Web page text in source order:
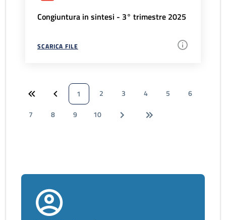
Congiuntura in sintesi - 3° trimestre 2025
SCARICA FILE
1 2 3 4 5
6
7
8 9 10